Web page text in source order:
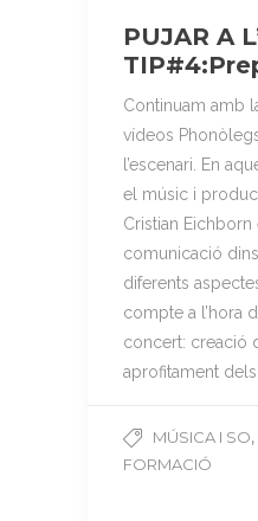
PUJAR A
Continuam amb
vídeos
l’escenari. En
el músic i
Cristian
comunicació
diferents
compte a l’hora
concert: creació
aprofitament dels
MÚSICA I SO,
FORMACIÓ